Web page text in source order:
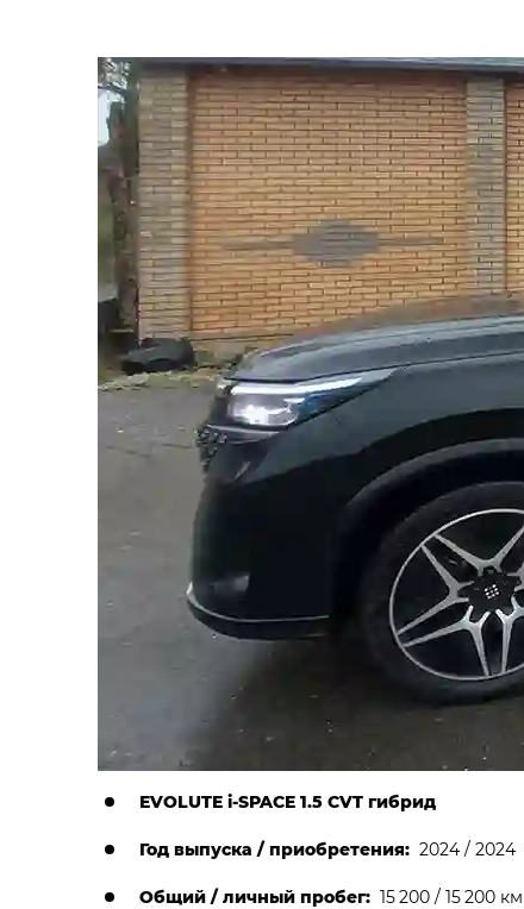
EVOLUTE i‑SPACE 1.5 CVT гибрид
Год выпуска / приобретения: 2024 / 2024
Общий / личный пробег: 15 200 / 15 200 км